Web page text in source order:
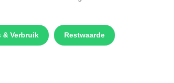
Verbruik Restwaarde